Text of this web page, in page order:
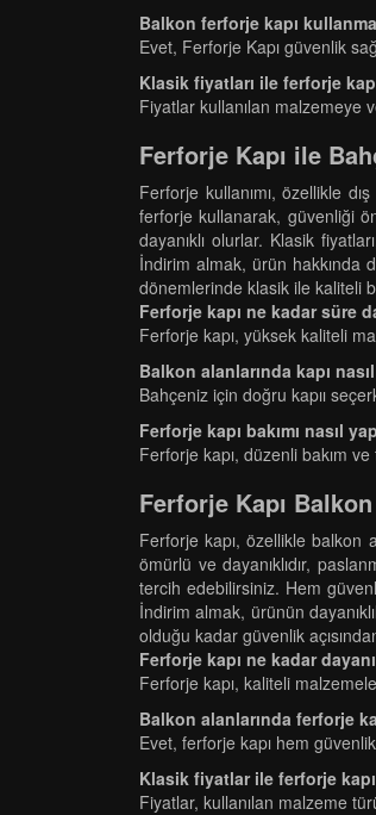
Balkon ferforje kapı
Evet, Ferforje Kapı güvenlik
Klasik fiyatları ile ferforje
Fiyatlar kullanılan malzemeye
Ferforje Kapı ile
Ferforje kullanımı, özellikle
ferforje kullanarak, güvenliği
dayanıklı olurlar. Klasik
İndirim almak, ürün hakkında
dönemlerinde klasik ile kaliteli
Ferforje kapı ne kadar süre
Ferforje kapı, yüksek kaliteli
Balkon alanlarında kapı
Bahçeniz için doğru kapıı
Ferforje kapı bakımı nasıl
Ferforje kapı, düzenli bakım
Ferforje Kapı
Ferforje kapı, özellikle balkon
ömürlü ve dayanıklıdır,
tercih edebilirsiniz. Hem
İndirim almak, ürünün
olduğu kadar güvenlik
Ferforje kapı ne kadar
Ferforje kapı, kaliteli
Balkon alanlarında ferforje
Evet, ferforje kapı hem
Klasik fiyatlar ile ferforje
Fiyatlar, kullanılan malzeme